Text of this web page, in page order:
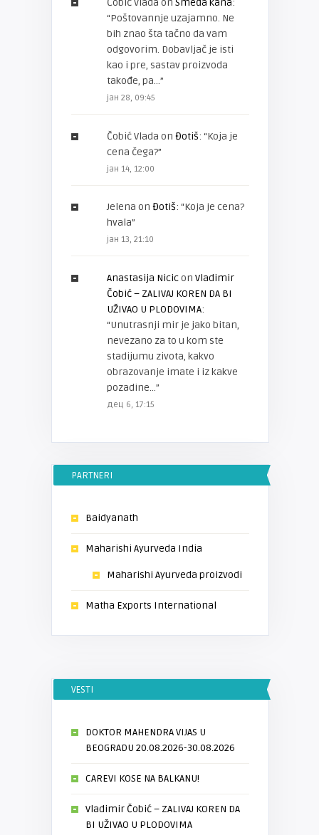
“Poštovannje uzajamno. Ne
bih znao šta tačno da vam
odgovorim. Dobavljač je isti
kao i pre, sastav proizvoda
takođe, pa…”
јан 28, 09:45
Čobić Vlada on Đotiš: “Koja je
cena čega?”
јан 14, 12:00
Jelena on Đotiš: “Koja je cena?
hvala”
јан 13, 21:10
Anastasija Nicicon Vladimir
Čobić – ZALIVAJ KOREN DA BI
UŽIVAO U PLODOVIMA:
“Unutrasnji mir je jako bitan,
nevezano za to u kom ste
stadijumu zivota, kakvo
obrazovanje imate i iz kakve
pozadine…”
дец 6, 17:15
PARTNERI
Baidyanath
Maharishi Ayurveda India
Maharishi Ayurveda proizvodi
Matha Exports International
VESTI
DOKTOR MAHENDRA VIJAS U
BEOGRADU 20.08.2026-30.08.2026
CAREVI KOSE NA BALKANU!
Vladimir Čobić – ZALIVAJ KOREN DA
BI UŽIVAO U PLODOVIMA